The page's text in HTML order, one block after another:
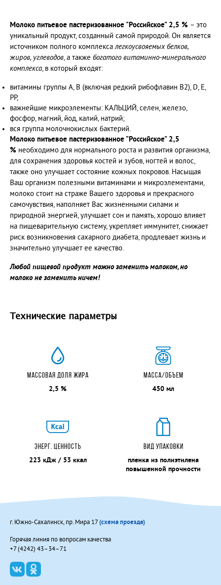
КЕФИР 2,5%
РЯЖЕНКА 2,5 %
ЙОГУРТ "МАЛИНА" 2%
МАСЛО ШОКОЛАДНОЕ
Молоко питьевое пастеризованное "Российское" 2,5 % – это
уникальный продукт, созданный самой природой. Он является
источником полного комплекса легкоусвояемых белков,
жиров, углеводов, а также богатого витаминно-минерального
комплекса, в который входят:
витамины группы А, B (включая редкий рибофлавин B2), D, Е,
РР,
важнейшие микроэлементы: КАЛЬЦИЙ, селен, железо,
фосфор, магний, йод, калий, натрий;
вся группа молочнокислых бактерий.
Молоко питьевое пастеризованное "Российское" 2,5
% необходимо для нормального роста и развития организма,
для сохранения здоровья костей и зубов, ногтей и волос,
также оно улучшает состояние кожных покровов. Насыщая
Ваш организм полезными витаминами и микроэлементами,
молоко стоит на страже Вашего здоровья и прекрасного
самочувствия, наполняет Вас жизненными силами и
природной энергией, улучшает сон и память, хорошо влияет
на пищеварительную систему, укрепляет иммунитет, снижает
риск возникновения сахарного диабета, продлевает жизнь и
значительно улучшает ее качество.
Любой пищевой продукт можно заменить молоком, но
молоко не заменить ничем!
Технические параметры
МАССОВАЯ ДОЛЯ ЖИРА
2,5 %
МАССА/ОБЪЕМ
450 мл
ЭНЕРГ. ЦЕННОСТЬ
223 кДж / 53 ккал
ВИД УПАКОВКИ
пленка из полиэтилена
повышенной прочности
г. Южно-Сахалинск, пр. Мира 17(схема проезда)
Горячая линия по вопросам качества
+7 (4242) 43–34–71